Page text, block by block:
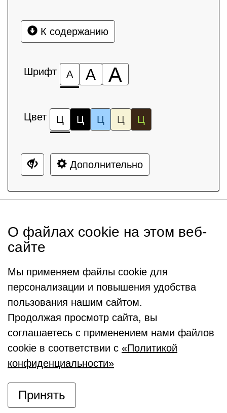
К содержанию
Шрифт А А А
Цвет Ц Ц Ц Ц Ц
Дополнительно
О файлах cookie на этом веб-
сайте
Мы применяем файлы cookie для
персонализации и повышения удобства
пользования нашим сайтом.
Продолжая просмотр сайта, вы
соглашаетесь с применением нами файлов
cookie в соответствии с «Политикой
конфиденциальности»
Принять